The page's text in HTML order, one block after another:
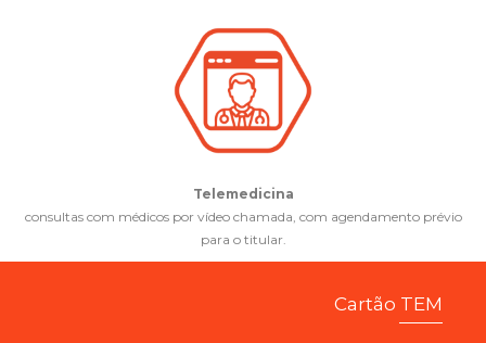
Telemedicina
consultas com médicos por vídeo chamada, com agendamento prévio
para o titular.
Cartão TEM